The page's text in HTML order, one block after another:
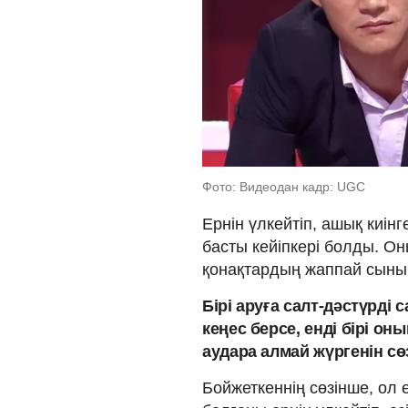
Фото: Видеодан кадр: UGC
Ернін үлкейтіп, ашық
басты кейіпкері болды.
қонақтардың жаппай
Бірі аруға салт-дәстүрді
кеңес берсе, енді бірі
аудара алмай жүргенін
Бойжеткеннің сөзінше,